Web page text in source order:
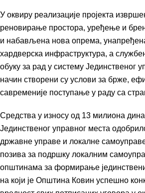
У оквиру реализације пројекта
реновирање простора, уређење и
и набављена нова опрема,
хардверска инфраструктура, а
обуку за рад у систему Јединственог
начин створени су услови за брже,
савременије поступање у раду са
Средства у износу од 13 милиона
Јединственог управног места
државне управе и локалне
позива за подршку локалним
општинама за формирање
на који је Општина Ковин успешно